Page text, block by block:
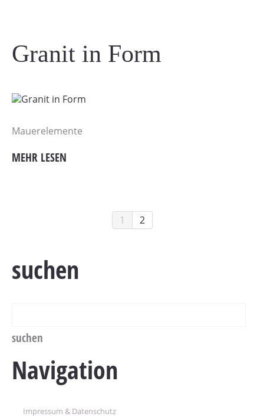
Granit in Form
Mauerelemente
MEHR LESEN
1 2
suchen
Navigation
Impressum & Datenschutz